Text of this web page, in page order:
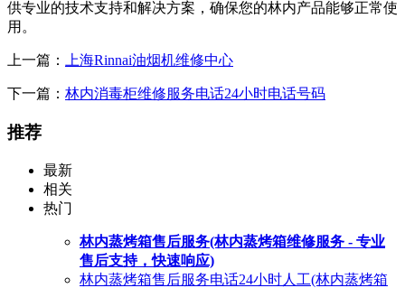
供专业的技术支持和解决方案，确保您的林内产品能够正常使
用。
上一篇： 上海Rinnai油烟机维修中心
下一篇： 林内消毒柜维修服务电话24小时电话号码
推荐
最新
相关
热门
林内蒸烤箱售后服务(林内蒸烤箱维修服务 - 专业
售后支持，快速响应)
林内蒸烤箱售后服务电话24小时人工(林内蒸烤箱